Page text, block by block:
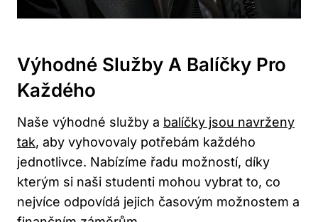
Výhodné Služby A Balíčky Pro
Každého
Naše výhodné služby a balíčky jsou navrženy
tak, aby vyhovovaly potřebám každého
jednotlivce. Nabízíme řadu možností, díky
kterým si naši studenti mohou vybrat to, co
nejvíce odpovídá jejich časovým možnostem a